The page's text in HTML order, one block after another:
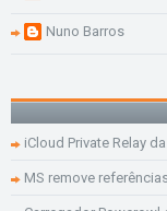
Nuno Barros
iCloud Private Relay
MS remove